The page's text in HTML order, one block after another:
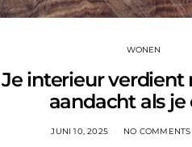
WONEN
Je interieur verdient
aandacht als
JUNI 10, 2025 NO COMMENTS